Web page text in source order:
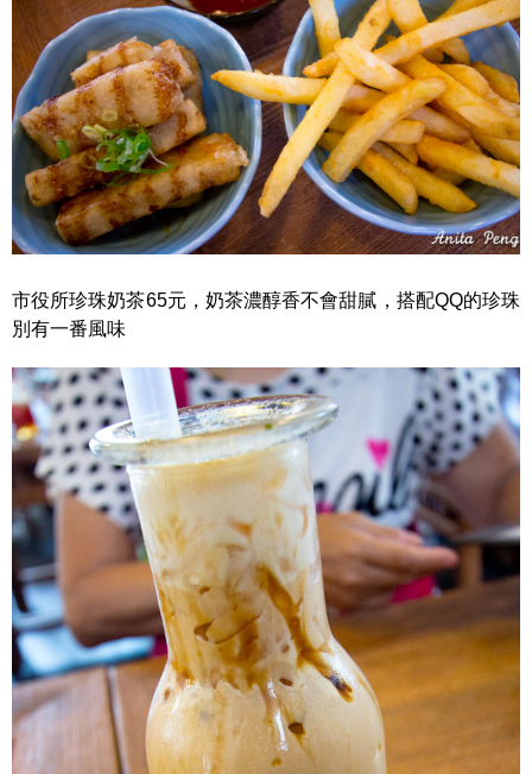
市役所珍珠奶茶65元，奶茶濃醇香不會甜膩，搭配QQ的珍珠
別有一番風味